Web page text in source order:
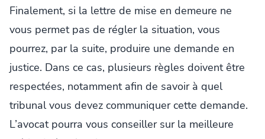
Finalement, si la lettre de mise en demeure ne
vous permet pas de régler la situation, vous
pourrez, par la suite, produire une demande en
justice. Dans ce cas, plusieurs règles doivent être
respectées, notamment afin de savoir à quel
tribunal vous devez communiquer cette demande.
L’avocat pourra vous conseiller sur la meilleure